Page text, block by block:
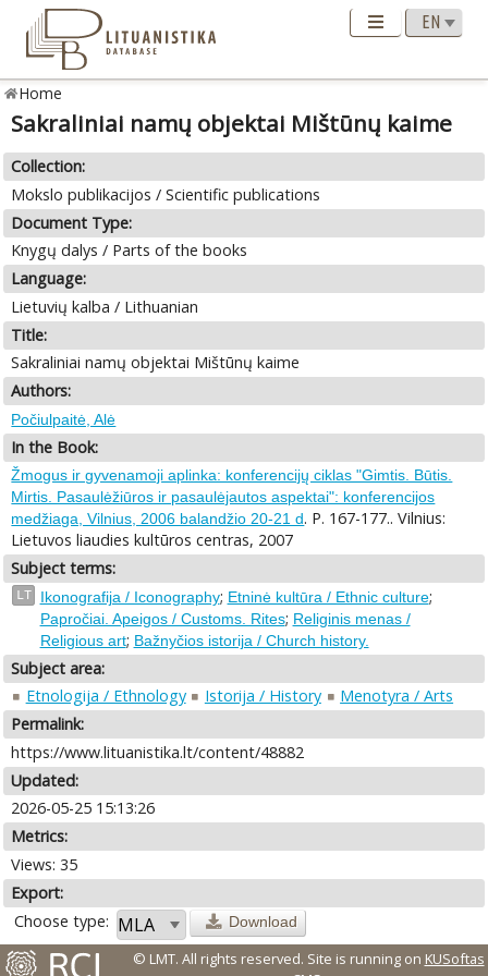
Home
Sakraliniai namų objektai Mištūnų kaime
Collection:
Mokslo publikacijos / Scientific publications
Document Type:
Knygų dalys / Parts of the books
Language:
Lietuvių kalba / Lithuanian
Title:
Sakraliniai namų objektai Mištūnų kaime
Authors:
Počiulpaitė, Alė
In the Book:
Žmogus ir gyvenamoji aplinka: konferencijų ciklas "Gimtis. Būtis.
Mirtis. Pasaulėžiūros ir pasaulėjautos aspektai": konferencijos
medžiaga, Vilnius, 2006 balandžio 20-21 d. P. 167-177.. Vilnius:
Lietuvos liaudies kultūros centras, 2007
Subject terms:
LT Ikonografija / Iconography; Etninė kultūra / Ethnic culture;
Papročiai. Apeigos / Customs. Rites; Religinis menas /
Religious art; Bažnyčios istorija / Church history.
Subject area:
Etnologija / Ethnology
Istorija / History
Menotyra / Arts
Permalink:
https://www.lituanistika.lt/content/48882
Updated:
2026-05-25 15:13:26
Metrics:
Views: 35
Export:
Choose type:
Download
© LMT. All rights reserved. Site is running on KUSoftas